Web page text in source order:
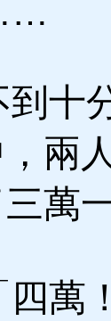
十
兩
萬
萬